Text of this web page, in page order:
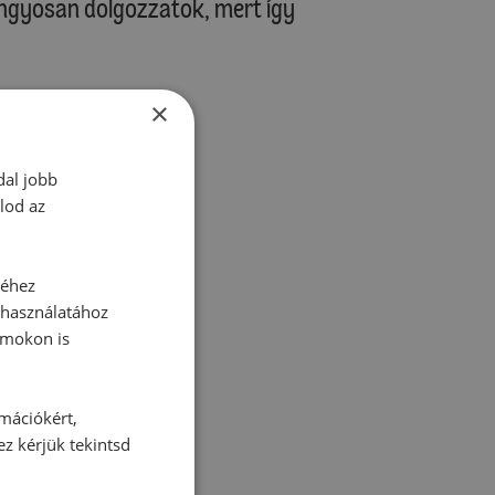
dolgozzatok, mert így
hozzászólás.
×
jobb
az
is
kérjük tekintsd